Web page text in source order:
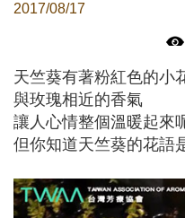
2017/08/17
天竺葵有著粉紅色的小
與玫瑰相近的香氣
讓人心情整個溫暖起來
但你知道天竺葵的花語